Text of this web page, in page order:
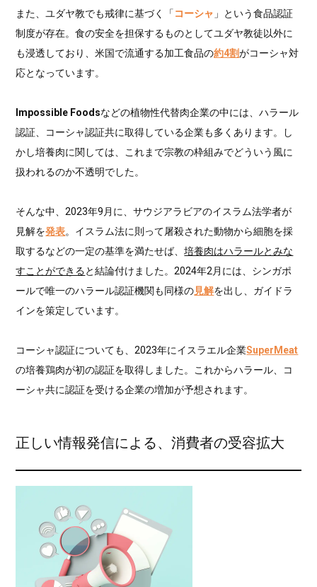
また、ユダヤ教でも戒律に基づく「 コーシャ 」という食品認証
制度が存在。食の安全を担保するものとしてユダヤ教徒以外に
も浸透しており、米国で流通する加工食品の約4割がコーシャ対
応となっています。
Impossible Foodsなどの植物性代替肉企業の中には、ハラール
認証、コーシャ認証共に取得している企業も多くあります。し
かし培養肉に関しては、これまで宗教の枠組みでどういう風に
扱われるのか不透明でした。
そんな中、2023年9月に、サウジアラビアのイスラム法学者が
見解を発表。イスラム法に則って屠殺された動物から細胞を採
取するなどの一定の基準を満たせば、培養肉はハラールとみな
すことができると結論付けました。2024年2月には、シンガポ
ールで唯一のハラール認証機関も同様の見解を出し、ガイドラ
インを策定しています。
コーシャ認証についても、2023年にイスラエル企業SuperMeat
の培養鶏肉が初の認証を取得しました。これからハラール、コ
ーシャ共に認証を受ける企業の増加が予想されます。
正しい情報発信による、消費者の受容拡大